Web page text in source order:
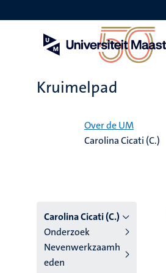
en
Kruimelpad
Over de UM
Carolina Cicati (C.)
Carolina Cicati (C.)
Onderzoek
Nevenwerkzaamh
eden